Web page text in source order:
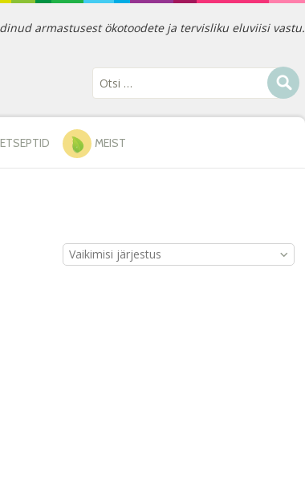
armastusest ökotoodete ja tervisliku eluviisi vastu.
MEIST
Vaikimisi järjestus